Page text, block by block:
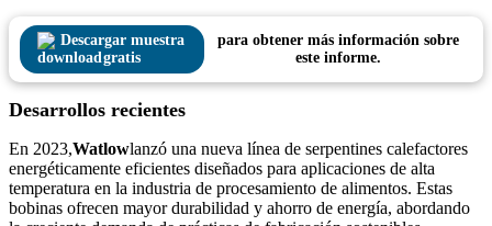
Descargar muestra
gratis
para obtener más información sobre
este informe.
Desarrollos recientes
En 2023,Watlowlanzó una nueva línea de serpentines calefactores
energéticamente eficientes diseñados para aplicaciones de alta
temperatura en la industria de procesamiento de alimentos. Estas
bobinas ofrecen mayor durabilidad y ahorro de energía, abordando